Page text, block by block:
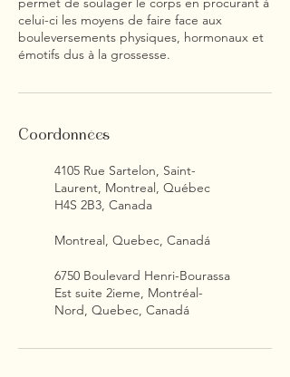
celui-ci les moyens de faire face aux
bouleversements physiques, hormonaux et
émotifs dus à la grossesse.
Coordonnées
4105 Rue Sartelon, Saint-
Laurent, Montreal, Québec
H4S 2B3, Canada
Montreal, Quebec, Canadá
6750 Boulevard Henri-Bourassa
Est suite 2ieme, Montréal-
Nord, Quebec, Canadá